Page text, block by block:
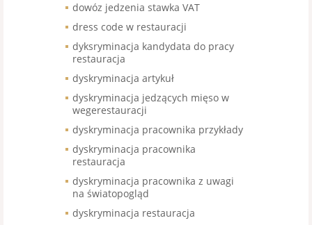
dowóz jedzenia stawka VAT
dress code w restauracji
dyksryminacja kandydata do pracy
restauracja
dyskryminacja artykuł
dyskryminacja jedzących mięso w
wegerestauracji
dyskryminacja pracownika przykłady
dyskryminacja pracownika
restauracja
dyskryminacja pracownika z uwagi
na światopogląd
dyskryminacja restauracja